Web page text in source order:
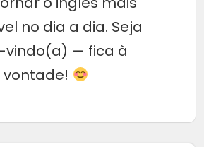
no dia a dia. Seja
vindo(a) — fica à
vontade!